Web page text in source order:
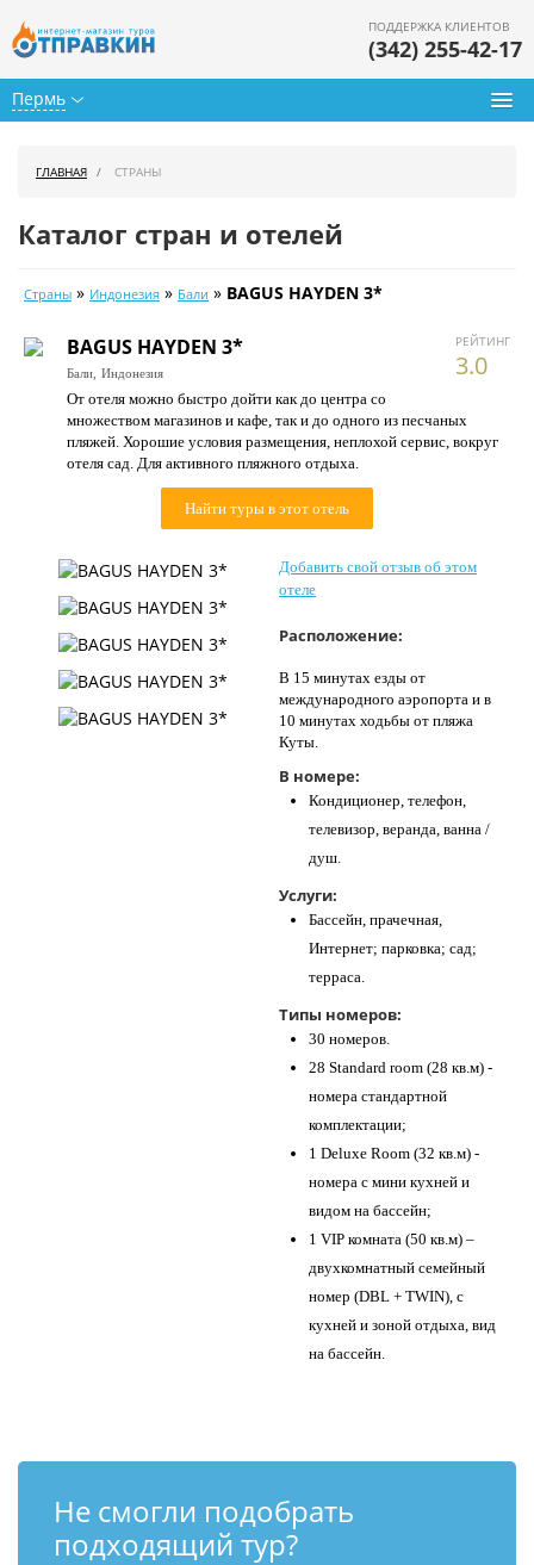
Пермь
ПОДДЕРЖКА КЛИЕНТОВ
(342) 255-42-17
Календарь туров
Цены дня
Страны
Как купить
Контакты
ГЛАВНАЯ СТРАНЫ
Каталог стран и отелей
Страны » Индонезия » Бали » BAGUS HAYDEN 3*
РЕЙТИНГ
3.0
BAGUS HAYDEN 3*
Бали, Индонезия
От отеля можно быстро дойти как до центра со
множеством магазинов и кафе, так и до одного из песчаных
пляжей. Хорошие условия размещения, неплохой сервис, вокруг
отеля сад. Для активного пляжного отдыха.
Найти туры в этот отель
Добавить свой отзыв об этом
отеле
Расположение:
В 15 минутах езды от
международного аэропорта и в
10 минутах ходьбы от пляжа
Куты.
В номере:
Кондиционер, телефон,
телевизор, веранда, ванна /
душ.
Услуги:
Бассейн, прачечная,
Интернет; парковка; сад;
терраса.
Типы номеров:
30 номеров.
28 Standard room (28 кв.м) -
номера стандартной
комплектации;
1 Deluxe Room (32 кв.м) -
номера с мини кухней и
видом на бассейн;
1 VIP комната (50 кв.м) –
двухкомнатный семейный
номер (DBL + TWIN), с
кухней и зоной отдыха, вид
на бассейн.
Не смогли подобрать
подходящий тур?